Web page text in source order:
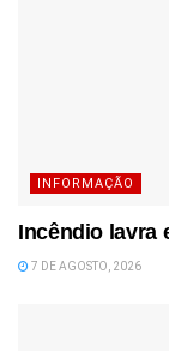
INFORMAÇÃO
Incêndio lavra
7 DE AGOSTO, 2026